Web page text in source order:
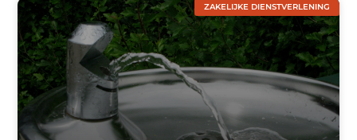
ZAKELIJKE DIENSTVERLENING